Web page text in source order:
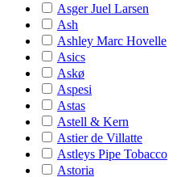
Asger Juel Larsen
Ash
Ashley Marc Hovelle
Asics
Askø
Aspesi
Astas
Astell & Kern
Astier de Villatte
Astleys Pipe Tobacco
Astoria